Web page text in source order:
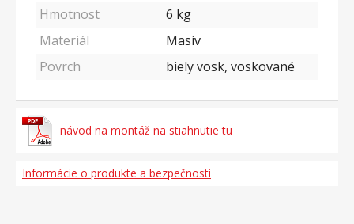
Hmotnost
6 kg
Materiál
Masív
Povrch
biely vosk, voskované
návod na montáž na stiahnutie tu
Informácie o produkte a bezpečnosti